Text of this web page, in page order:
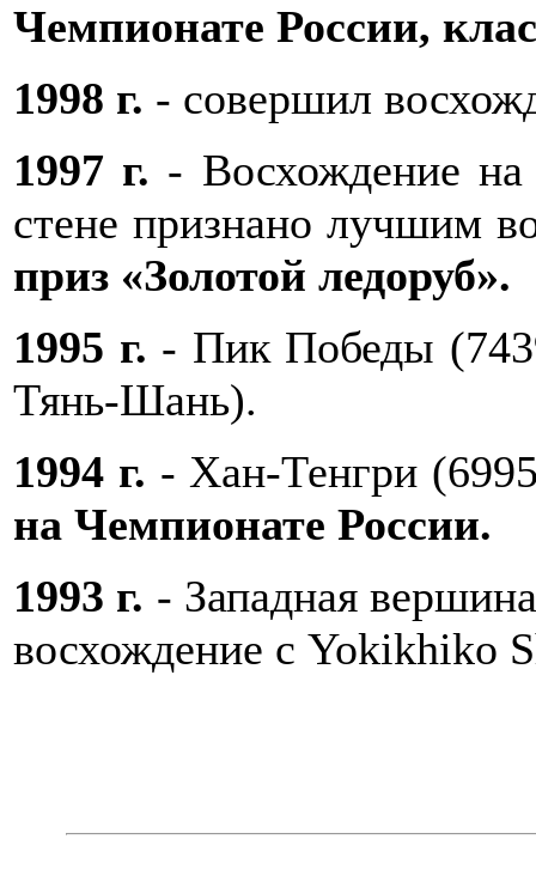
Чемпионате России,
1998 г. - совершил
1997 г. - Восхождение
стене признано лучшим
приз «Золотой ледоруб».
1995 г. - Пик Победы
Тянь-Шань).
1994 г. - Хан-Тенгри
на Чемпионате России.
1993 г. - Западная
восхождение с Yokikhiko